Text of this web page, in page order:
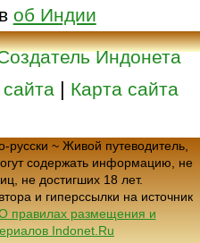
об Индии
Индонета
Карта сайта
~ Живой путеводитель,
содержать информацию, не
не достигших 18 лет.
и гиперссылки на источник
правилах размещения и
Indonet.Ru